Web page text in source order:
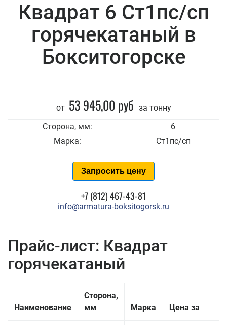
Квадрат 6 Ст1пс/сп
горячекатаный в
Бокситогорске
от 53 945,00 руб за тонну
Сторона, мм:
6
Марка:
Ст1пс/сп
Запросить цену
+7 (812) 467-43-81
info@armatura-boksitogorsk.ru
Прайс-лист: Квадрат
горячекатаный
Наименование
Сторона,
мм
Марка Цена за